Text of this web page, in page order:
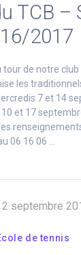
TCB –
2017
tour de notre
les
7 et 14
et 17
06 16 06 …
2 septembre
de tennis